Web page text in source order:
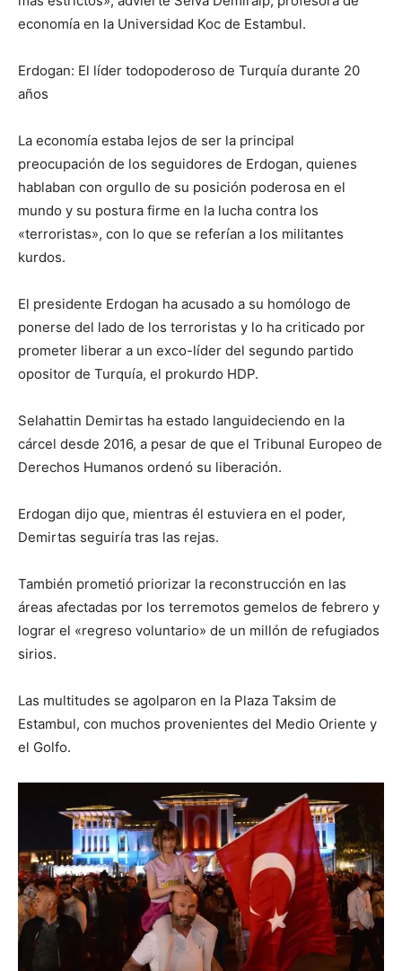
economía en la Universidad Koc de Estambul.
Erdogan: El líder todopoderoso de Turquía durante 20
años
La economía estaba lejos de ser la principal
preocupación de los seguidores de Erdogan, quienes
hablaban con orgullo de su posición poderosa en el
mundo y su postura firme en la lucha contra los
«terroristas», con lo que se referían a los militantes
kurdos.
El presidente Erdogan ha acusado a su homólogo de
ponerse del lado de los terroristas y lo ha criticado por
prometer liberar a un exco-líder del segundo partido
opositor de Turquía, el prokurdo HDP.
Selahattin Demirtas ha estado languideciendo en la
cárcel desde 2016, a pesar de que el Tribunal Europeo de
Derechos Humanos ordenó su liberación.
Erdogan dijo que, mientras él estuviera en el poder,
Demirtas seguiría tras las rejas.
También prometió priorizar la reconstrucción en las
áreas afectadas por los terremotos gemelos de febrero y
lograr el «regreso voluntario» de un millón de refugiados
sirios.
Las multitudes se agolparon en la Plaza Taksim de
Estambul, con muchos provenientes del Medio Oriente y
el Golfo.